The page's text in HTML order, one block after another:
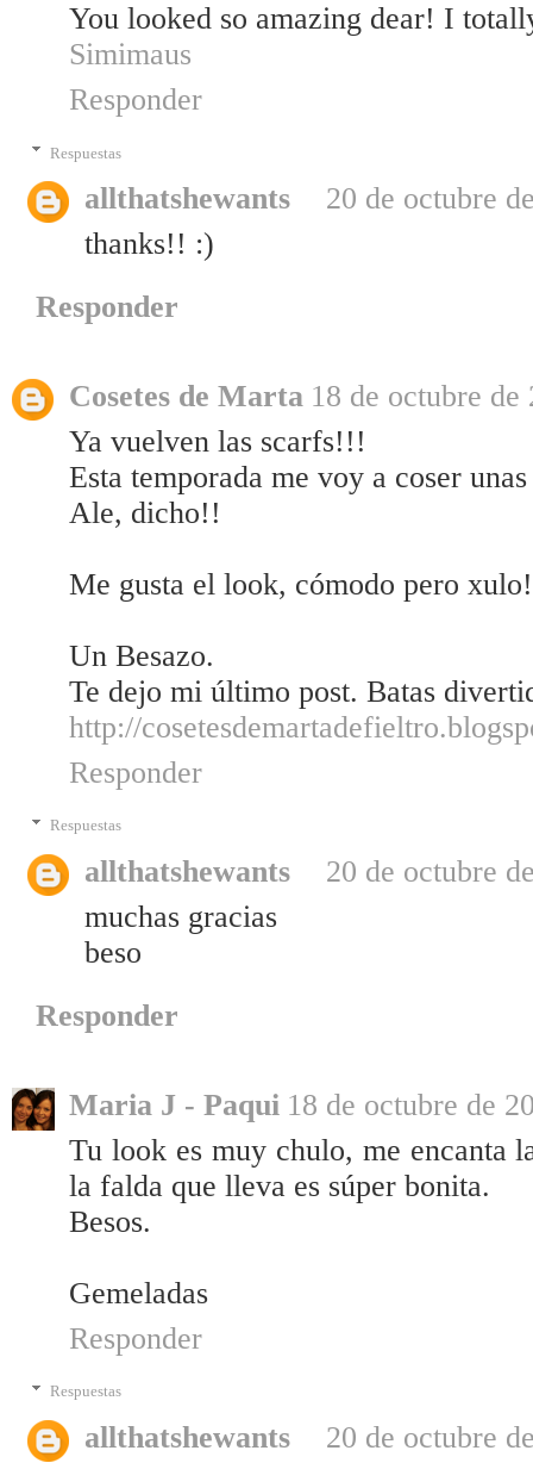
You looked so amazing dear! I
Simimaus
Responder
Respuestas
allthatshewants
20 de octubre
thanks!! :)
Responder
Cosetes de Marta 18 de octubre de
Ya vuelven las scarfs!!!
Esta temporada me voy a coser
Ale, dicho!!
Me gusta el look, cómodo pero
Un Besazo.
Te dejo mi último post. Batas
http://
Responder
Respuestas
allthatshewants
20 de octubre
muchas gracias
beso
Responder
Maria J - Paqui 18 de octubre de
Tu look es muy chulo, me encanta
la falda que lleva es súper bonita.
Besos.
Gemeladas
Responder
Respuestas
allthatshewants
20 de octubre